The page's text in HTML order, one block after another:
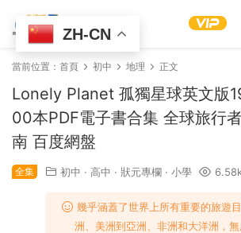
當前位置： 首頁 初中 地理 正文
Lonely Planet 孤獨星球英文版
00本PDF電子書合集 全球旅行
南 百度網盤
全集 初中 · 高中 · 狀元專欄 · 小學 6.58k
幾乎涵蓋了世界上所有重要的旅遊
洲、美洲到亞洲、非洲和大洋洲，無
ZH-CN